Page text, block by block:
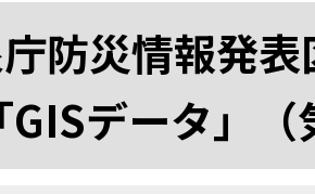
庁防災情報発
GISデータ」